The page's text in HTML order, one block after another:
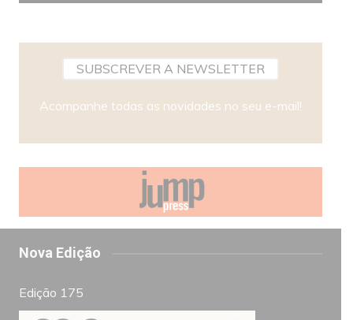
SUBSCREVER A NEWSLETTER
Acompanhe todas as novidades no seu e-mail!
Nova Edição
Edição 175